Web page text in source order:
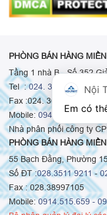
PHÒNG BÁN HÀNG
Tầng 1 nhà B - Số 352
Tel :024. 3665 8498-
Fax :024. 3664.9379
Mobile: 0948.511.555-
Nhà phân phối công ty
PHÒNG BÁN HÀNG
55 Bạch Đằng, Phường
Số ĐT :028.3511 9211-
Fax : 028.38997105
Mobile:0914.515.659 -
Nội